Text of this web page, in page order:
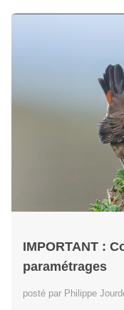
IMPORTANT :
paramétrages
posté par Philippe